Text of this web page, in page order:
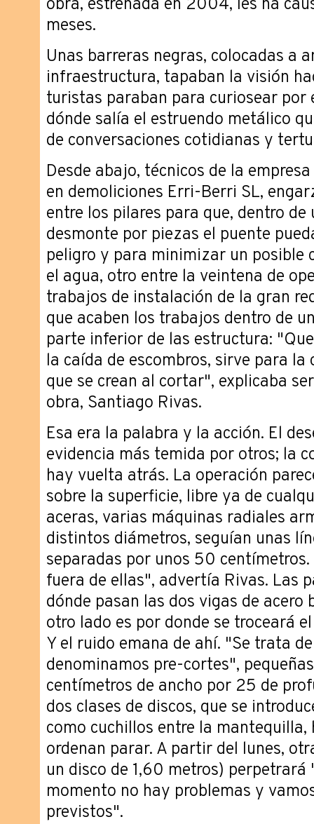
obra, estrenada en 2004, les ha
meses.
Unas barreras negras, colocadas a
infraestructura, tapaban la visión
turistas paraban para curiosear por
dónde salía el estruendo metálico
de conversaciones cotidianas y
Desde abajo, técnicos de la
en demoliciones Erri-Berri SL,
entre los pilares para que, dentro
desmonte por piezas el puente
peligro y para minimizar un posible
el agua, otro entre la veintena de
trabajos de instalación de la gran
que acaben los trabajos dentro de
parte inferior de las estructura:
la caída de escombros, sirve para la
que se crean al cortar", explicaba
obra, Santiago Rivas.
Esa era la palabra y la acción. El
evidencia más temida por otros; la
hay vuelta atrás. La operación
sobre la superficie, libre ya de
aceras, varias máquinas radiales
distintos diámetros, seguían unas
separadas por unos 50
fuera de ellas", advertía Rivas. Las
dónde pasan las dos vigas de acero
otro lado es por donde se troceará
Y el ruido emana de ahí. "Se trata
denominamos pre-cortes",
centímetros de ancho por 25 de
dos clases de discos, que se
como cuchillos entre la mantequilla,
ordenan parar. A partir del lunes,
un disco de 1,60 metros)
momento no hay problemas y
previstos".